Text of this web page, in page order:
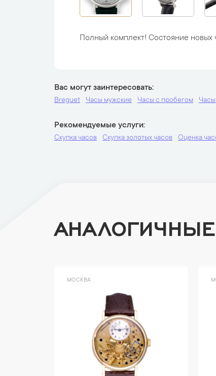
Полный комплект! Состояние новых
Вас могут заинтересовать
Breguet Часы мужские Часы с пробегом
Рекомендуемые услуги
Скупка часов Скупка золотых часов Оценка
МОСКВА